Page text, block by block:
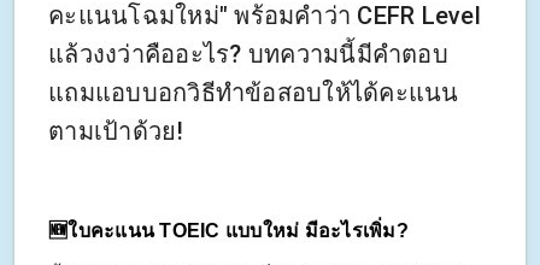
คะแนนโฉมใหม่" พร้อมคำว่า CEFR Level
แล้วงงว่าคืออะไร? บทความนี้มีคำตอบ
แถมแอบบอกวิธีทำข้อสอบให้ได้คะแนน
ตามเป้าด้วย!
🆕ใบคะแนน TOEIC แบบใหม่ มีอะไรเพิ่ม?